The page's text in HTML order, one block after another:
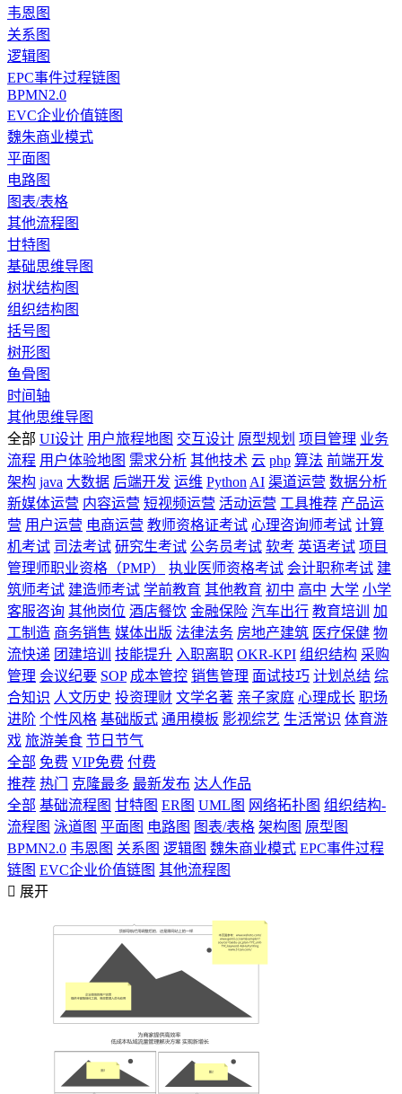
韦恩图
关系图
逻辑图
EPC事件过程链图
BPMN2.0
EVC企业价值链图
魏朱商业模式
平面图
电路图
图表/表格
其他流程图
甘特图
基础思维导图
树状结构图
组织结构图
括号图
树形图
鱼骨图
时间轴
其他思维导图
全部 UI设计 用户旅程地图 交互设计 原型规划 项目管理 业务
流程 用户体验地图 需求分析 其他技术 云 php 算法 前端开发
架构 java 大数据 后端开发 运维 Python AI 渠道运营 数据分析
新媒体运营 内容运营 短视频运营 活动运营 工具推荐 产品运
营 用户运营 电商运营 教师资格证考试 心理咨询师考试 计算
机考试 司法考试 研究生考试 公务员考试 软考 英语考试 项目
管理师职业资格（PMP）
执业医师资格考试 会计职称考试 建
筑师考试 建造师考试 学前教育 其他教育 初中 高中 大学 小学
客服咨询 其他岗位 酒店餐饮 金融保险 汽车出行 教育培训
加
工制造 商务销售 媒体出版 法律法务 房地产建筑 医疗保健 物
流快递 团建培训 技能提升 入职离职 OKR-KPI 组织结构 采购
管理 会议纪要 SOP 成本管控 销售管理 面试技巧 计划总结 综
合知识 人文历史 投资理财 文学名著 亲子家庭 心理成长 职场
进阶 个性风格 基础版式 通用模板 影视综艺 生活常识 体育游
戏 旅游美食 节日节气
全部 免费 VIP免费 付费
推荐 热门 克隆最多 最新发布 达人作品
全部 基础流程图 甘特图 ER图 UML图 网络拓扑图 组织结构-
流程图 泳道图 平面图 电路图 图表/表格 架构图 原型图
BPMN2.0 韦恩图 关系图 逻辑图 魏朱商业模式 EPC事件过程
链图 EVC企业价值链图 其他流程图
 展开